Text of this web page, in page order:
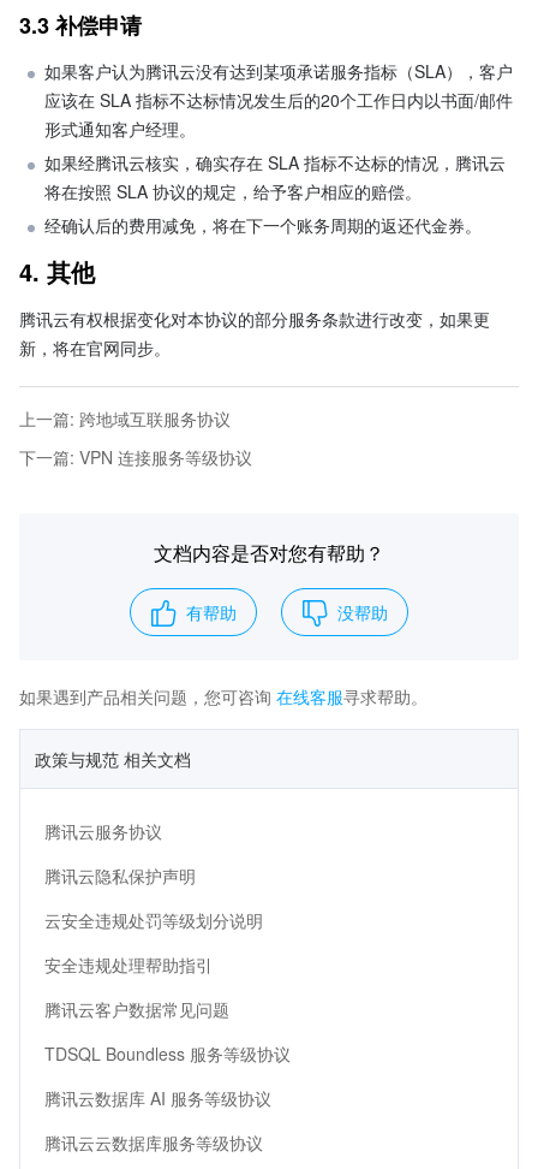
3.3 补偿申请
如果客户认为腾讯云没有达到某项承诺服务指标（SLA），客户
应该在 SLA 指标不达标情况发生后的20个工作日内以书面/邮件
形式通知客户经理。
如果经腾讯云核实，确实存在 SLA 指标不达标的情况，腾讯云
将在按照 SLA 协议的规定，给予客户相应的赔偿。
经确认后的费用减免，将在下一个账务周期的返还代金券。
4. 其他
腾讯云有权根据变化对本协议的部分服务条款进行改变，如果更
新，将在官网同步。
上一篇: 跨地域互联服务协议
下一篇: VPN 连接服务等级协议
文档内容是否对您有帮助？
有帮助 没帮助
如果遇到产品相关问题，您可咨询 在线客服寻求帮助。
政策与规范 相关文档
腾讯云服务协议
腾讯云隐私保护声明
云安全违规处罚等级划分说明
安全违规处理帮助指引
腾讯云客户数据常见问题
TDSQL Boundless 服务等级协议
腾讯云数据库 AI 服务等级协议
腾讯云云数据库服务等级协议